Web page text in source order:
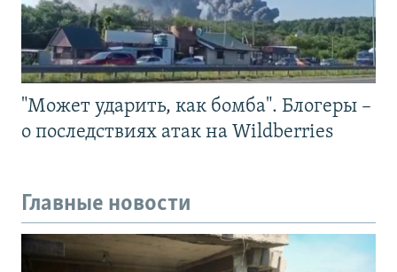
"Может ударить, как бомба". Блогеры –
о последствиях атак на Wildberries
Главные новости